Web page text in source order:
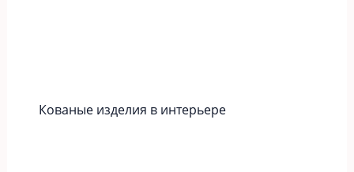
Кованые изделия в интерьере